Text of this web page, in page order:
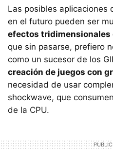
Las posibles aplicaciones
en el futuro pueden ser
efectos tridimensionales
que sin pasarse, prefiero
como un sucesor de los
creación de juegos con
necesidad de usar
shockwave, que
de la CPU.